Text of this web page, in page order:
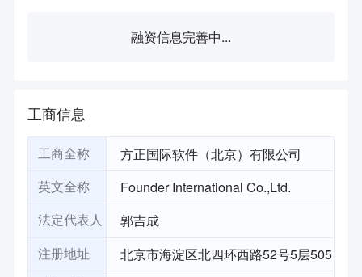
融资信息完善中...
工商信息
工商全称 方正国际软件（北京）有限公司
英文全称 Founder International Co.,Ltd.
法定代表人 郭吉成
注册地址 北京市海淀区北四环西路52号5层505